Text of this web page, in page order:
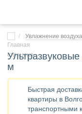
Увлажнение воздуха
м
Быстрая
квартиры в
транспортными